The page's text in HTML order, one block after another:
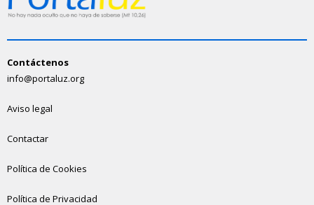
Contáctenos
info@portaluz.org
Aviso legal
Contactar
Política de Cookies
Política de Privacidad